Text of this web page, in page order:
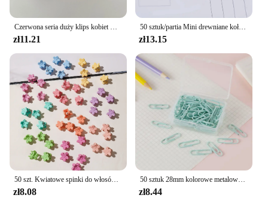
Czerwona seria duży klips kobiet włosy wysokiej klasy sensory z tyłu komputera łyżka karty rekin akcesoria do włosów uchwyt nakrycia głowy ręcznie robione
zł11.21
50 sztuk/partia Mini drewniane kołki rzemieślnicze ubrania papierowe zdjęcie wiszące spinacze sprężynowe spinacze do bielizny na karty z wiadomościami 30mm losowy kolor
zł13.15
50 szt. Kwiatowe spinki do włosów wielokolorowy mały uroczy akcesoria do stylizacji włosów dla dziewczynek i prezenty urodzinowe dla kobiet, co najmniej 10 kolorów
zł8.08
50 sztuk 28mm kolorowe metalowe spinacze do papieru zakładka znakowanie etykieta znak powrót igła do książki dokumentów szkolne materiały biurowe
zł8.44